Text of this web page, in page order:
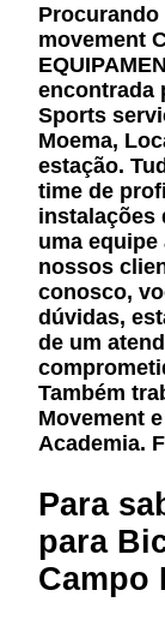
movement
encontrada
Sports
Moema,
estação.
time de
instalações
uma
nossos
conosco,
dúvidas,
de um
Também
Movement
Academia.
Para
para
Campo